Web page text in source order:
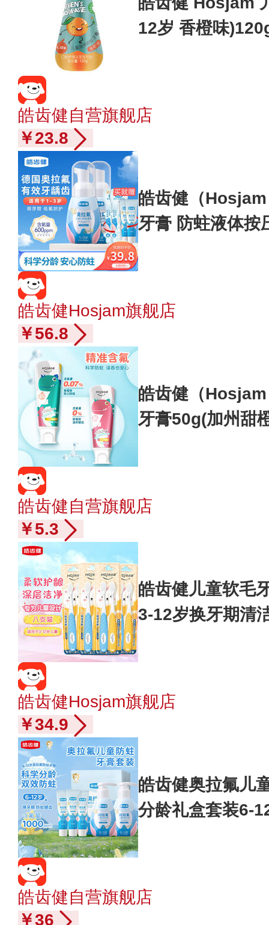
12岁 香橙味
皓齿健自营旗舰店
￥23.8
皓齿健（
牙膏 防蛀液体按
皓齿健Hosjam旗舰店
￥56.8
皓齿健（
牙膏50g(加州甜
皓齿健自营旗舰店
￥5.3
皓齿健儿童软毛
3-12岁换牙期清
皓齿健Hosjam旗舰店
￥34.9
皓齿健奥拉氟儿
分龄礼盒套装6-
皓齿健自营旗舰店
￥36